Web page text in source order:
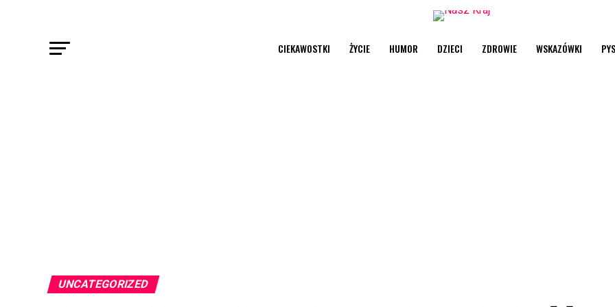
CIEKAWOSTKI ŻYCIE HUMOR DZIECI ZDROWIE WSKAZÓWKI
UNCATEGORIZED